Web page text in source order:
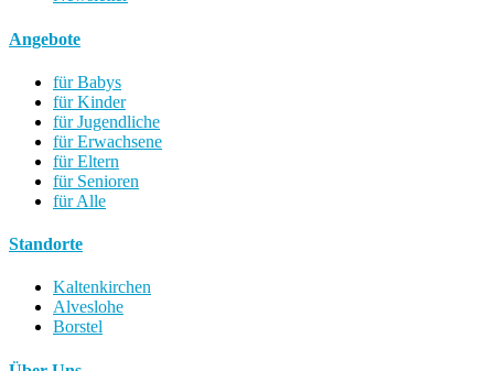
Angebote
für Babys
für Kinder
für Jugendliche
für Erwachsene
für Eltern
für Senioren
für Alle
Standorte
Kaltenkirchen
Alveslohe
Borstel